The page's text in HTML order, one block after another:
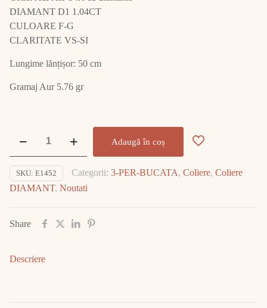
DIAMANT D1 1.04CT
CULOARE F-G
CLARITATE VS-SI
Lungime lănțișor: 50 cm
Gramaj Aur 5.76 gr
Alb
cu
E1452
Adaugă în coș
SKU: E1452 Categorii: 3-PER-BUCATA, Coliere, Coliere
DIAMANT, Noutati
Share
Descriere